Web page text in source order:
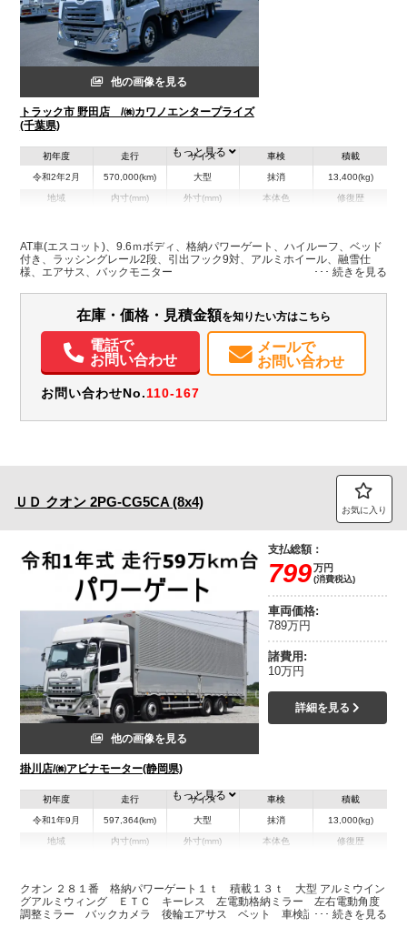
他の画像を見る
トラック市 野田店 /㈱カワノエンタープライズ
(千葉県)
初年度
令和2年2月
走行
570,000(km)
サイズ
大型
車検
抹消
積載
13,400(kg)
地域 内寸(mm)
H:2,620
外寸(mm)
H:3,770
本体色 修復歴
集中ドアロック
電動格納ミラー エアサスシート バックモニター
もっと見る
AT車(エスコット)、9.6ｍボディ、格納パワーゲート、ハイルーフ、ベッド
付き、ラッシングレール2段、引出フック9対、アルミホイール、融雪仕
様、エアサス、バックモニター
在庫・価格・見積金額を知りたい方はこちら
電話で
お問い合わせ
メールで
お問い合わせ
お問い合わせNo.110-167
ＵＤ クオン 2PG-CG5CA (8x4) お気に入り
他の画像を見る
掛川店/㈱アビナモーター(静岡県)
支払総額：
799万円
(消費税込)
車両価格:
789万円
諸費用:
10万円
詳細を見る
初年度
令和1年9月
走行
597,364(km)
サイズ
大型
車検
抹消
積載
13,000(kg)
地域 内寸(mm)
H:2,630
外寸(mm)
H:3,770
本体色 修復歴
装備情報
もっと見る
クオン ２８１番 格納パワーゲート１ｔ 積載１３ｔ 大型 アルミウイン
グアルミウィング ＥＴＣ キーレス 左電動格納ミラー 左右電動角度
調整ミラー バックカメラ 後輪エアサス ベット 車検証サイズ１１９